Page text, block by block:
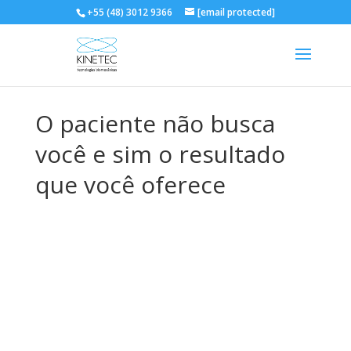
+55 (48) 3012 9366 [email protected]
O paciente não busca
você e sim o resultado
que você oferece